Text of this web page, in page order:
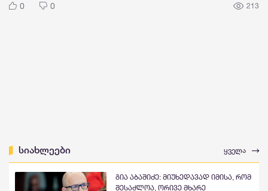
0 0 213
სიახლეები ყველა
გია აბაშიძე: მიუხედავად იმისა, რომ
შესაძლოა, ორივე მხარე